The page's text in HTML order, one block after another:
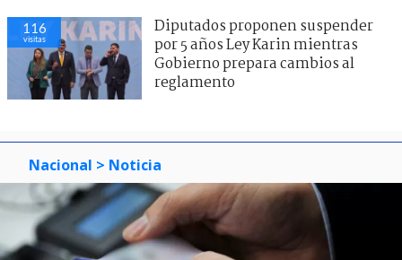
116
visitas
Diputados proponen suspender
por 5 años Ley Karin mientras
Gobierno prepara cambios al
reglamento
Nacional > Noticia